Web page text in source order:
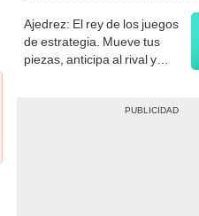
Ajedrez: El rey de los juegos
de estrategia. Mueve tus
piezas, anticipa al rival y